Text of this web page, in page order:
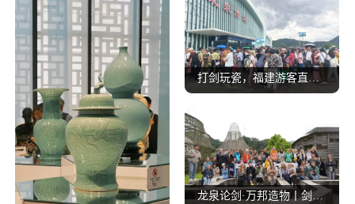
打剑玩瓷，福建游客直呼 “下次还来！”
龙泉论剑·万邦造物丨剑瓷IP破圈出海！东西方艺术在龙泉深情相拥